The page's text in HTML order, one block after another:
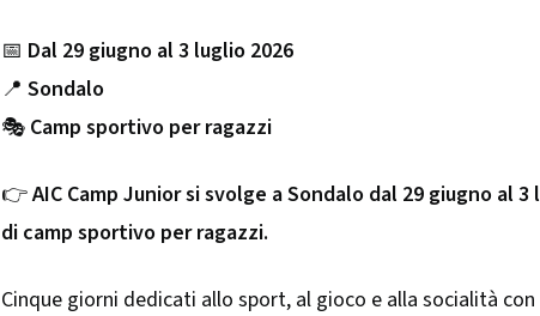
📅 Dal 29 giugno al 3 luglio 2026
📍Sondalo
🎭 Camp sportivo per ragazzi
👉AIC Camp Junior si svolge a Sondalo dal 29 giugno al
di camp sportivo per ragazzi.
Cinque giorni dedicati allo sport, al gioco e alla socialità con